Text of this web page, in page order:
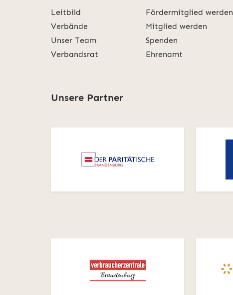
Leitbild
Verbände
Unser Team
Verbandsrat
Fördermitglied werden
Mitglied werden
Spenden
Ehrenamt
Unsere Partner